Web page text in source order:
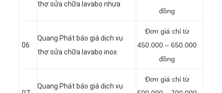
thợ sửa chữa lavabo nhựa
đồng
06
Quang Phát báo giá dịch vụ
thợ sửa chữa lavabo inox
Đơn giá chỉ từ
450.000 – 650.000
đồng
Quang Phát báo giá dịch vụ
Đơn giá chỉ từ